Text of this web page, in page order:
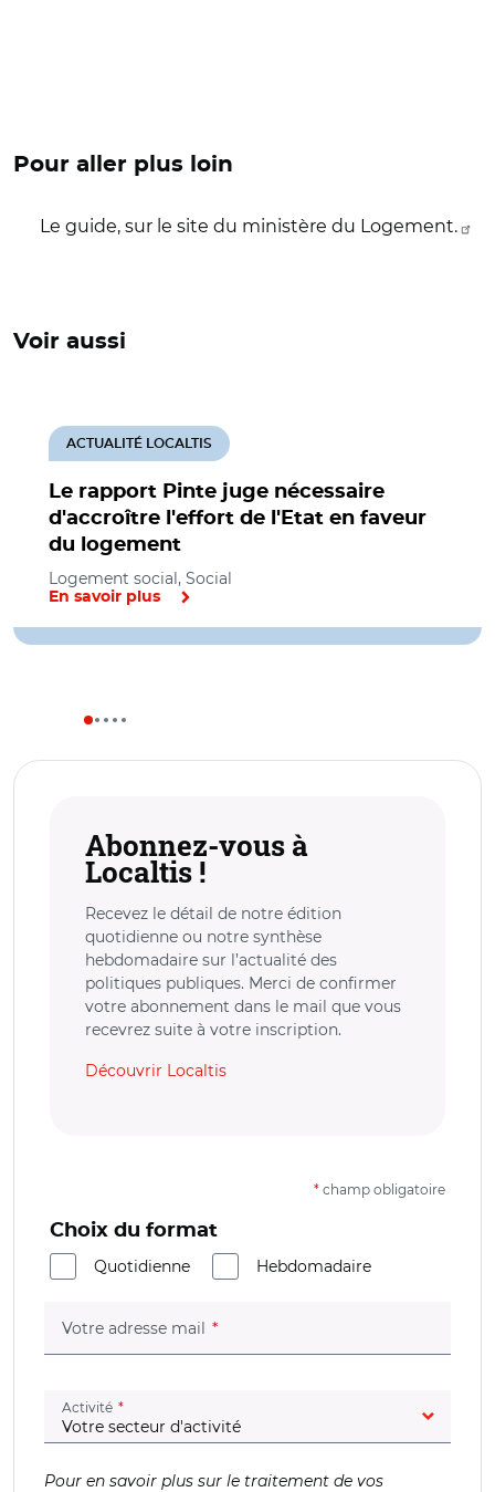
Pour aller plus loin
Le guide, sur le site du ministère du Logement.
Voir aussi
Le rapport Pinte juge nécessaire
d'accroître l'effort de l'Etat en faveur
du logement
ACTUALITÉ LOCALTIS
Logement social, Social
En savoir plus
Abonnez-vous à
Localtis !
Recevez le détail de notre édition
quotidienne ou notre synthèse
hebdomadaire sur l’actualité des
politiques publiques. Merci de confirmer
votre abonnement dans le mail que vous
recevrez suite à votre inscription.
Découvrir Localtis
* champ obligatoire
Choix du format
Quotidienne
Hebdomadaire
Votre adresse mail (champ obligatoire)
Activité (champ obligatoire)
Pour en savoir plus sur le traitement de vos